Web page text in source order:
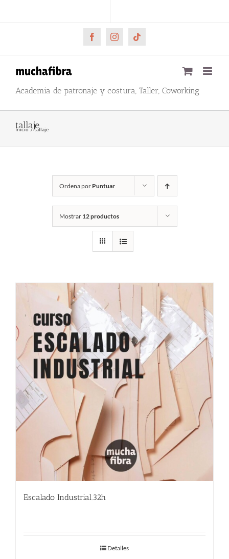
al
FacebookInstagramTiktok
Academia de patronaje y costura, Taller, Coworking
tallaje
Inicio tallaje
Ordena por Puntuar
Mostrar 12 productos
Escalado Industrial.32h
Detalles